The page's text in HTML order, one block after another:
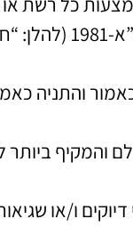
אין באמור בתקנון
והתניה
ביותר
דיוקים ו/או